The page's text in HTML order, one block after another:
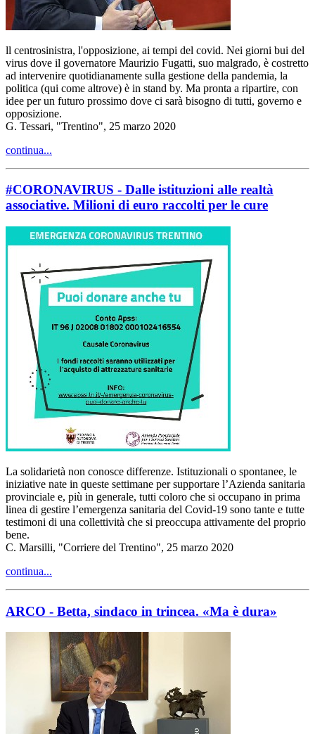
ll centrosinistra, l'opposizione, ai tempi del covid. Nei giorni bui del
virus dove il governatore Maurizio Fugatti, suo malgrado, è costretto
ad intervenire quotidianamente sulla gestione della pandemia, la
politica (qui come altrove) è in stand by. Ma pronta a ripartire, con
idee per un futuro prossimo dove ci sarà bisogno di tutti, governo e
opposizione.
G. Tessari, "Trentino", 25 marzo 2020
continua...
#CORONAVIRUS - Dalle istituzioni alle realtà
associative. Milioni di euro raccolti per le cure
La solidarietà non conosce differenze. Istituzionali o spontanee, le
iniziative nate in queste settimane per supportare l’Azienda sanitaria
provinciale e, più in generale, tutti coloro che si occupano in prima
linea di gestire l’emergenza sanitaria del Covid-19 sono tante e tutte
testimoni di una collettività che si preoccupa attivamente del proprio
bene.
C. Marsilli, "Corriere del Trentino", 25 marzo 2020
continua...
ARCO - Betta, sindaco in trincea. «Ma è dura»